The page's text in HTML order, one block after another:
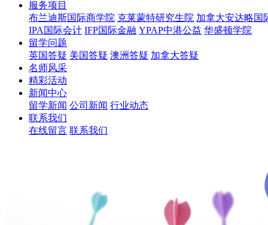
服务项目
布兰迪斯国际商学院 克莱蒙特研究生院 加拿大安达略国
IPA国际会计 IFP国际金融 YPAP中港公益 华盛顿学院
留学问题
英国答疑 美国答疑 澳洲答疑 加拿大答疑
名师风采
精彩活动
新闻中心
留学新闻 公司新闻 行业动态
联系我们
在线留言 联系我们